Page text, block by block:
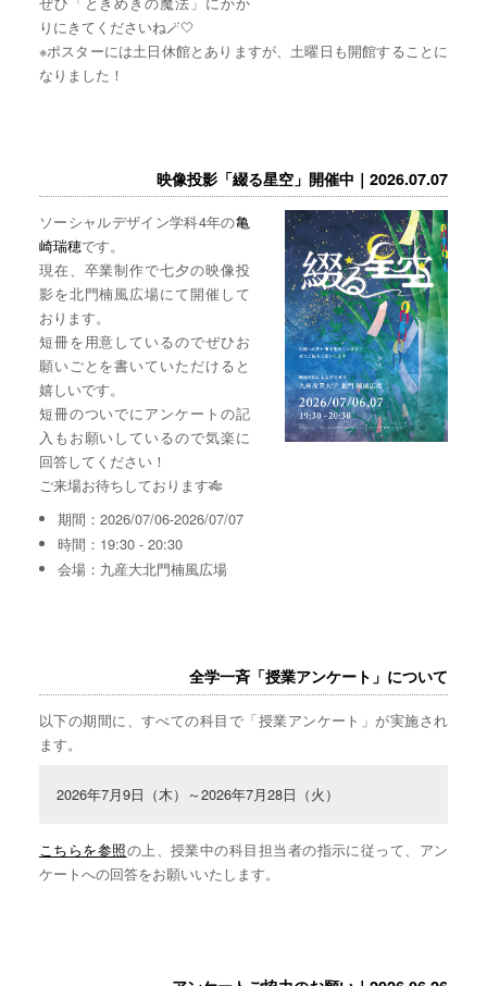
りにきてくださいね🪄🤍
※ポスターには土日休館とありますが、土曜日も開館することに
なりました！
映像投影「綴る星空」開催中｜2026.07.07
ソーシャルデザイン学科4年の亀
崎瑞穂です。
現在、卒業制作で七夕の映像投
影を北門楠風広場にて開催して
おります。
短冊を用意しているのでぜひお
願いごとを書いていただけると
嬉しいです。
短冊のついでにアンケートの記
入もお願いしているので気楽に
回答してください！
ご来場お待ちしております🎋
期間：2026/07/06-2026/07/07
時間：19:30 - 20:30
会場：九産大北門楠風広場
全学一斉「授業アンケート」について
以下の期間に、すべての科目で「授業アンケート」が実施され
ます。
2026年7月9日（木）～2026年7月28日（火）
こちらを参照の上、授業中の科目担当者の指示に従って、アン
ケートへの回答をお願いいたします。